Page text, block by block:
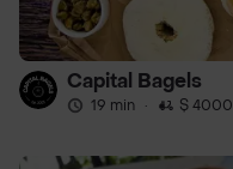
Capital Bagels
19 min · $ 4000